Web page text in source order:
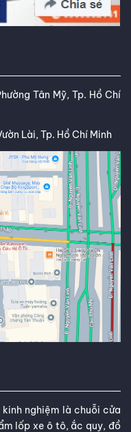
Tân Mỹ, Tp. Hồ Chí
Lài, Tp. Hồ Chí Minh